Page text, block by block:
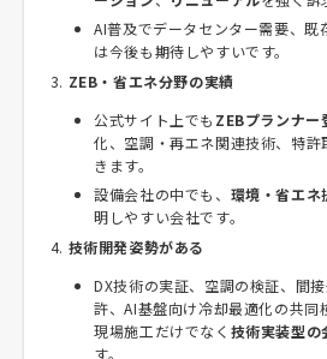
AI普及でデータセンター需要、既
は今後も期待しやすいです。
ZEB・省エネ分野の実績
公式サイト上でも ZEBプランナー
化、空調・再エネ関連技術、特
きます。
設備会社の中でも、 環境・省エネ
明しやすい会社です。
技術開発姿勢がある
DX技術の実証、空調の検証、間
許、AI基盤向け冷却最適化の共同
現場施工だけでなく 技術実装型の
す。